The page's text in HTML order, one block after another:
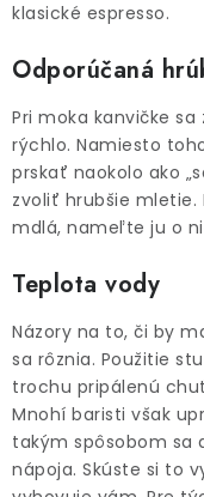
klasické espresso.
Odporúčaná
Pri moka kanvičke
rýchlo. Namiesto
prskať naokolo ako
zvoliť hrubšie mletie.
mdlá, nameľte ju o
Teplota vody
Názory na to, či by
sa rôznia. Použitie
trochu pripálenú
Mnohí baristi však
takým spôsobom sa
nápoja. Skúste si to